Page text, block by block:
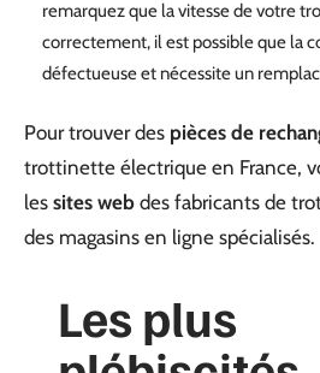
remarquez que la vitesse de votre
correctement, il est possible que la
défectueuse et nécessite un
Pour trouver des pièces de
trottinette électrique en France,
les sites web des fabricants de
des magasins en ligne spécialisés.
Les plus